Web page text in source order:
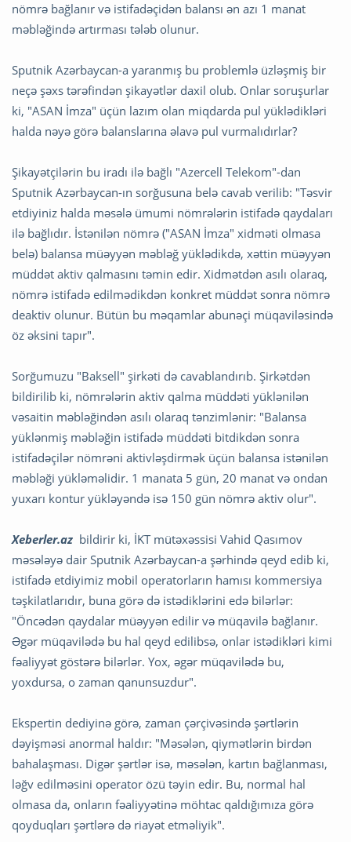
nömrə bağlanır və istifadəçidən balansı ən azı 1 manat
məbləğində artırması tələb olunur.
Sputnik Azərbaycan-a yaranmış bu problemlə üzləşmiş bir
neçə şəxs tərəfindən şikayətlər daxil olub. Onlar soruşurlar
ki, "ASAN İmza" üçün lazım olan miqdarda pul yüklədikləri
halda nəyə görə balanslarına əlavə pul vurmalıdırlar?
Şikayətçilərin bu iradı ilə bağlı "Azercell Telekom"-dan
Sputnik Azərbaycan-ın sorğusuna belə cavab verilib: "Təsvir
etdiyiniz halda məsələ ümumi nömrələrin istifadə qaydaları
ilə bağlıdır. İstənilən nömrə ("ASAN İmza" xidməti olmasa
belə) balansa müəyyən məbləğ yüklədikdə, xəttin müəyyən
müddət aktiv qalmasını təmin edir. Xidmətdən asılı olaraq,
nömrə istifadə edilmədikdən konkret müddət sonra nömrə
deaktiv olunur. Bütün bu məqamlar abunəçi müqaviləsində
öz əksini tapır".
Sorğumuzu "Baksell" şirkəti də cavablandırıb. Şirkətdən
bildirilib ki, nömrələrin aktiv qalma müddəti yüklənilən
vəsaitin məbləğindən asılı olaraq tənzimlənir: "Balansa
yüklənmiş məbləğin istifadə müddəti bitdikdən sonra
istifadəçilər nömrəni aktivləşdirmək üçün balansa istənilən
məbləği yükləməlidir. 1 manata 5 gün, 20 manat və ondan
yuxarı kontur yükləyəndə isə 150 gün nömrə aktiv olur".
Xeberler.az bildirir ki, İKT mütəxəssisi Vahid Qasımov
məsələyə dair Sputnik Azərbaycan-a şərhində qeyd edib ki,
istifadə etdiyimiz mobil operatorların hamısı kommersiya
təşkilatlarıdır, buna görə də istədiklərini edə bilərlər:
"Öncədən qaydalar müəyyən edilir və müqavilə bağlanır.
Əgər müqavilədə bu hal qeyd edilibsə, onlar istədikləri kimi
fəaliyyət göstərə bilərlər. Yox, əgər müqavilədə bu,
yoxdursa, o zaman qanunsuzdur".
Ekspertin dediyinə görə, zaman çərçivəsində şərtlərin
dəyişməsi anormal haldır: "Məsələn, qiymətlərin birdən
bahalaşması. Digər şərtlər isə, məsələn, kartın bağlanması,
ləğv edilməsini operator özü təyin edir. Bu, normal hal
olmasa da, onların fəaliyyətinə möhtac qaldığımıza görə
qoyduqları şərtlərə də riayət etməliyik".